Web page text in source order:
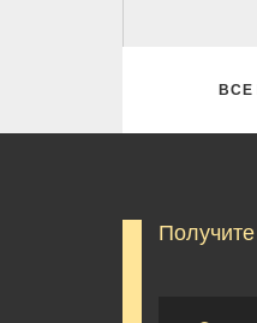
ВСЕ